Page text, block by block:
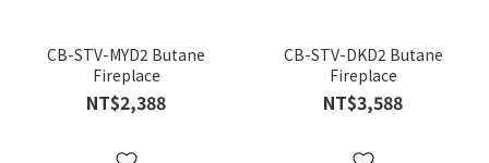
CB-STV-MYD2 Butane
Fireplace
NT$2,388
CB-STV-DKD2 Butane
Fireplace
NT$3,588